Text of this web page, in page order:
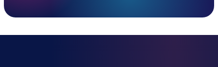
Direct persoonlijk contact, geen ticketsysteem